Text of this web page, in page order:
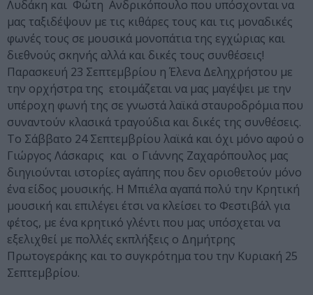
Λυδάκη και Φώτη Ανδρικόπουλο που υπόσχονται να
μας ταξιδέψουν με τις κιθάρες τους και τις μοναδικές
φωνές τους σε μουσικά μονοπάτια της εγχώριας και
διεθνούς σκηνής αλλά και δικές τους συνθέσεις!
Παρασκευή 23 Σεπτεμβρίου η Έλενα Δεληχρήστου με
την ορχήστρα της ετοιμάζεται να μας μαγέψει με την
υπέροχη φωνή της σε γνωστά λαϊκά σταυροδρόμια που
συναντούν κλασικά τραγούδια και δικές της συνθέσεις.
Το Σάββατο 24 Σεπτεμβρίου λαϊκά και όχι μόνο αφού ο
Γιώργος Λάσκαρις και ο Γιάννης Ζαχαρόπουλος μας
διηγιούνται ιστορίες αγάπης που δεν οριοθετούν μόνο
ένα είδος μουσικής. Η Μπιέλα αγαπά πολύ την Κρητική
μουσική και επιλέγει έτσι να κλείσει το Φεστιβάλ για
φέτος, με ένα κρητικό γλέντι που μας υπόσχεται να
εξελιχθεί με πολλές εκπλήξεις ο Δημήτρης
Πρωτογεράκης και το συγκρότημα του την Κυριακή 25
Σεπτεμβρίου.